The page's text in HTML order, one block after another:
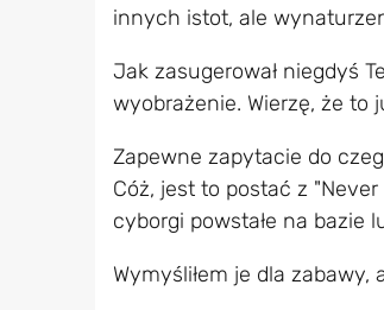
innych istot, ale
Jak zasugerował niegdyś
wyobrażenie. Wierzę, że to
Zapewne zapytacie do
Cóż, jest to postać z
cyborgi powstałe na bazie
Wymyśliłem je dla zabawy,